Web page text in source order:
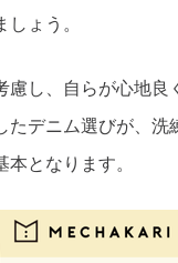
ょう。
慮し、自らが心地良
たデニム選びが、洗
となります。